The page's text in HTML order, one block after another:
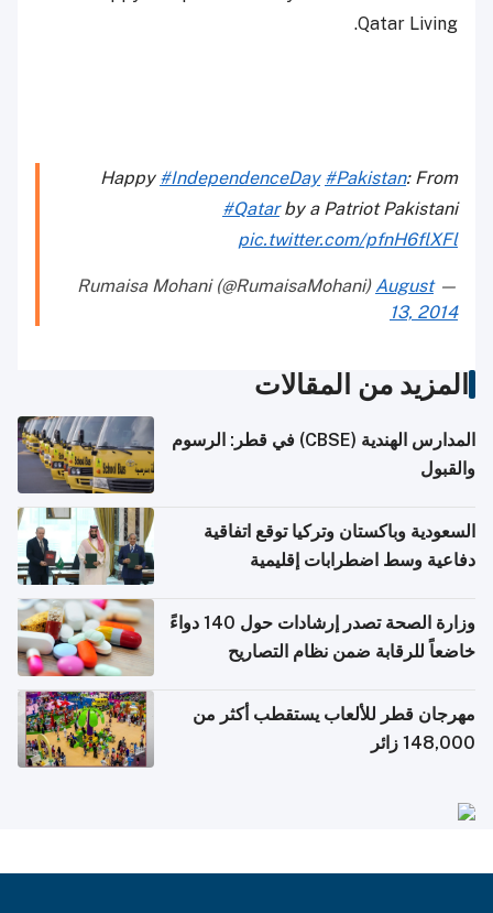
Qatar Living.
Happy #IndependenceDay #Pakistan: From
#Qatarby a Patriot Pakistani
pic.twitter.com/pfnH6flXFl
— Rumaisa Mohani (@RumaisaMohani)
August
13, 2014
المزيد من المقالات
المدارس الهندية (CBSE) في قطر: الرسوم
والقبول
السعودية وباكستان وتركيا توقع اتفاقية
دفاعية وسط اضطرابات إقليمية
وزارة الصحة تصدر إرشادات حول 140 دواءً
خاضعاً للرقابة ضمن نظام التصاريح
مهرجان قطر للألعاب يستقطب أكثر من
148,000 زائر